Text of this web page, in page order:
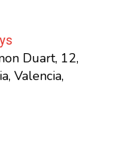
Duart, 12,
Valencia,